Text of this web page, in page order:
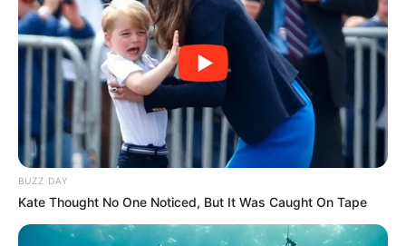
KENO NUMEROS CHANCE DU JOUR
Le Pronostic PMU du Quinté du jour en 7
chevaux du PRIX DE MILAN
1er: 6 KEEP GOING
2ème: 14 RAGAZZA DU CHENE
BUZZ DAY
Kate Thought No One Noticed, But It Was Caught On Tape